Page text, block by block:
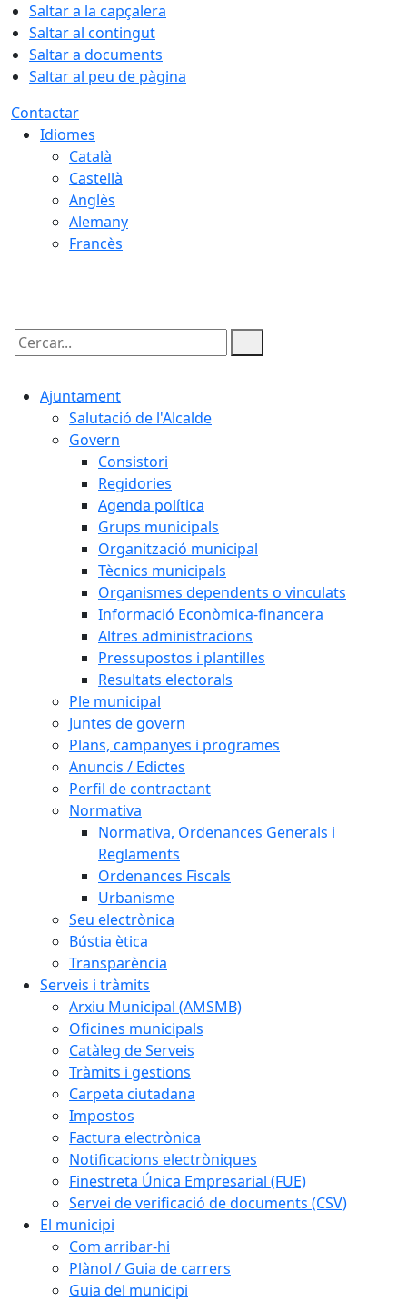
Saltar a la capçalera
Saltar al contingut
Saltar a documents
Saltar al peu de pàgina
Contactar
Idiomes
Català
Castellà
Anglès
Alemany
Francès
Cercar:
Ajuntament
Salutació de l'Alcalde
Govern
Consistori
Regidories
Agenda política
Grups municipals
Organització municipal
Tècnics municipals
Organismes dependents o vinculats
Informació Econòmica-financera
Altres administracions
Pressupostos i plantilles
Resultats electorals
Ple municipal
Juntes de govern
Plans, campanyes i programes
Anuncis / Edictes
Perfil de contractant
Normativa
Normativa, Ordenances Generals i
Reglaments
Ordenances Fiscals
Urbanisme
Seu electrònica
Bústia ètica
Transparència
Serveis i tràmits
Arxiu Municipal (AMSMB)
Oficines municipals
Catàleg de Serveis
Tràmits i gestions
Carpeta ciutadana
Impostos
Factura electrònica
Notificacions electròniques
Finestreta Única Empresarial (FUE)
Servei de verificació de documents (CSV)
El municipi
Com arribar-hi
Plànol / Guia de carrers
Guia del municipi